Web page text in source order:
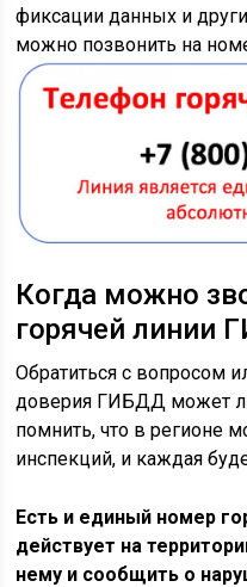
фиксации данных и
можно позвонить на
Когда можно
горячей линии
Обратиться с вопросом
доверия ГИБДД может
помнить, что в регионе
инспекций, и каждая
Есть и единый номер
действует на
нему и сообщить о